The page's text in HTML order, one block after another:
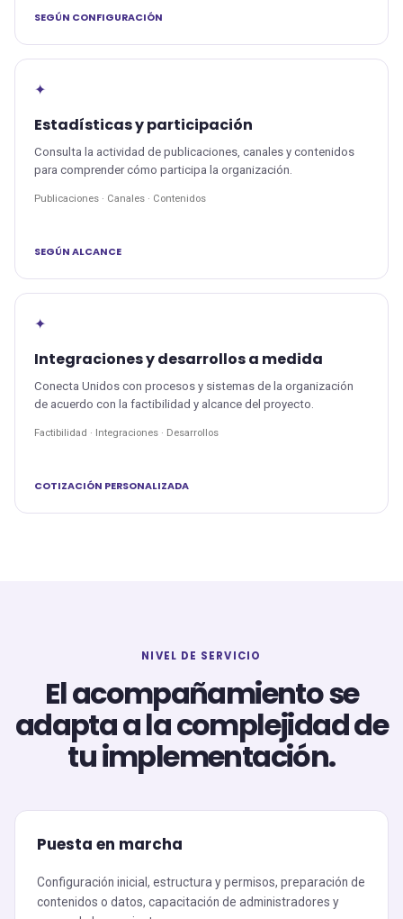
SEGÚN CONFIGURACIÓN
✦
Estadísticas y participación
Consulta la actividad de publicaciones, canales y contenidos
para comprender cómo participa la organización.
Publicaciones · Canales · Contenidos
SEGÚN ALCANCE
✦
Integraciones y desarrollos a medida
Conecta Unidos con procesos y sistemas de la organización
de acuerdo con la factibilidad y alcance del proyecto.
Factibilidad · Integraciones · Desarrollos
COTIZACIÓN PERSONALIZADA
NIVEL DE SERVICIO
El acompañamiento se
adapta a la complejidad de
tu implementación.
Puesta en marcha
Configuración inicial, estructura y permisos, preparación de
contenidos o datos, capacitación de administradores y